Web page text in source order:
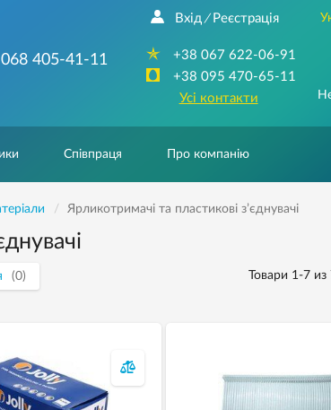
405-41-11
Вхід / Реєстрація
+38 067 622-06-91
+38 095 470-65-11
Усі контакти
Співпраця Про компанію
Ярликотримачі та пластикові з’єднувачі
(0) Товари 1-7 из